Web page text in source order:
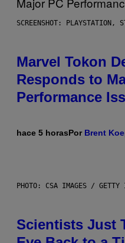
SCREENSHOT: PLAYSTATION,
Marvel Tokon
Responds to
Performance
hace 5 horasPor Brent
PHOTO: CSA IMAGES / GETTY
Scientists Just